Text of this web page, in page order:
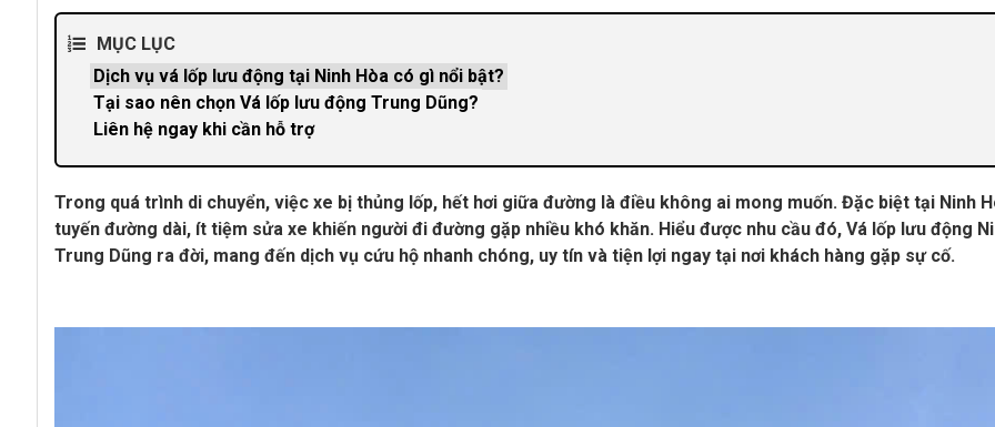
MỤC LỤC
Dịch vụ vá lốp lưu động tại Ninh Hòa có gì nổi bật?
Tại sao nên chọn Vá lốp lưu động Trung Dũng?
Liên hệ ngay khi cần hỗ trợ
Trong quá trình di chuyển, việc xe bị thủng lốp, hết hơi giữa đường là điều không ai mong muốn. Đặc biệt tại Ninh
tuyến đường dài, ít tiệm sửa xe khiến người đi đường gặp nhiều khó khăn. Hiểu được nhu cầu đó, Vá lốp lưu động
Trung Dũng ra đời, mang đến dịch vụ cứu hộ nhanh chóng, uy tín và tiện lợi ngay tại nơi khách hàng gặp sự cố.